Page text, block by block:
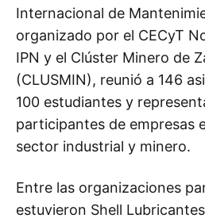
Internacional de
organizado por el CECyT
IPN y el Clúster Minero de
(CLUSMIN), reunió a 146
100 estudiantes y
participantes de empresas
sector industrial y minero.
Entre las organizaciones
estuvieron Shell